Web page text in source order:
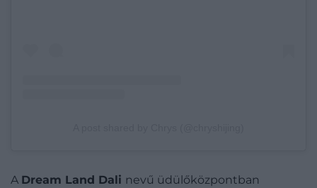
A Dream Land Dali nevű üdülőközpontban